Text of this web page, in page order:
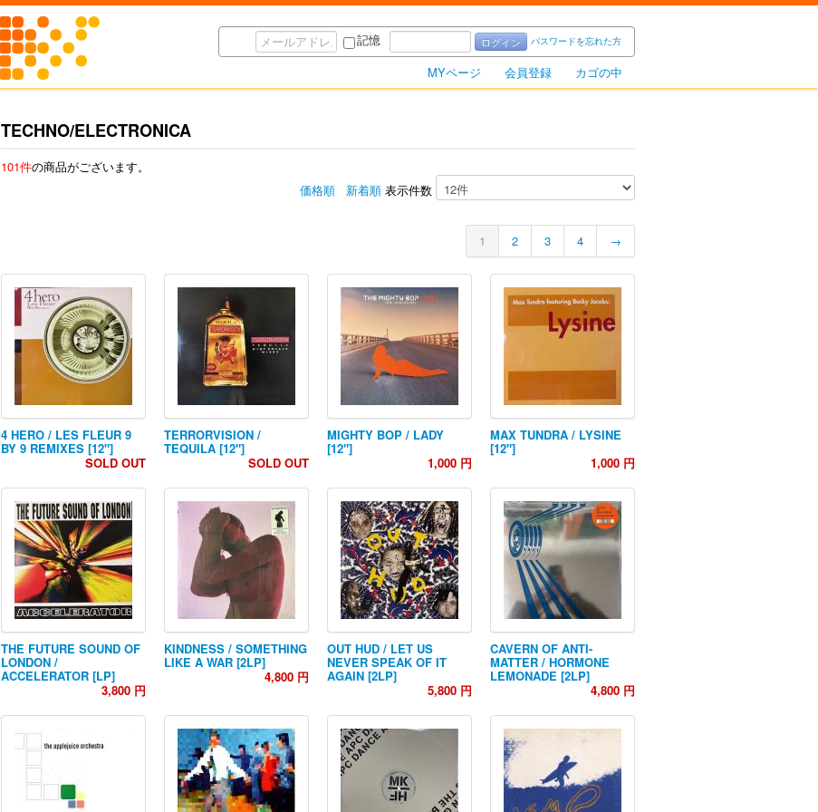
記憶 ログイン パスワードを忘れた方
MYページ 会員登録 カゴの中
TECHNO/ELECTRONICA
101件の商品がございます。
価格順
新着順 表示件数
1 2 3 4 →
4 HERO / LES FLEUR 9
BY 9 REMIXES [12"]
SOLD OUT
TERRORVISION /
TEQUILA [12"]
SOLD OUT
MIGHTY BOP / LADY
[12"]
1,000 円
MAX TUNDRA / LYSINE
[12"]
1,000 円
THE FUTURE SOUND OF
LONDON /
ACCELERATOR [LP]
3,800 円
KINDNESS / SOMETHING
LIKE A WAR [2LP]
4,800 円
OUT HUD / LET US
NEVER SPEAK OF IT
AGAIN [2LP]
5,800 円
CAVERN OF ANTI-
MATTER / HORMONE
LEMONADE [2LP]
4,800 円